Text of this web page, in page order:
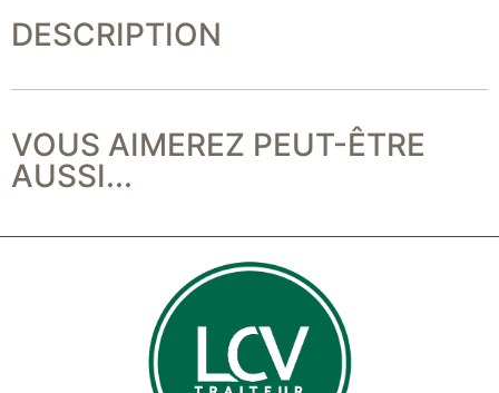
DESCRIPTION
VOUS AIMEREZ PEUT-ÊTRE
AUSSI...